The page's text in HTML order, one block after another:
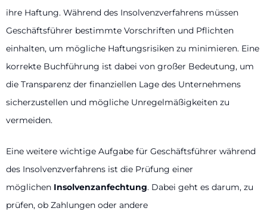
ihre Haftung. Während des Insolvenzverfahrens müssen
Geschäftsführer bestimmte Vorschriften und Pflichten
einhalten, um mögliche Haftungsrisiken zu minimieren. Eine
korrekte Buchführung ist dabei von großer Bedeutung, um
die Transparenz der finanziellen Lage des Unternehmens
sicherzustellen und mögliche Unregelmäßigkeiten zu
vermeiden.
Eine weitere wichtige Aufgabe für Geschäftsführer während
des Insolvenzverfahrens ist die Prüfung einer
möglichen Insolvenzanfechtung. Dabei geht es darum, zu
prüfen, ob Zahlungen oder andere